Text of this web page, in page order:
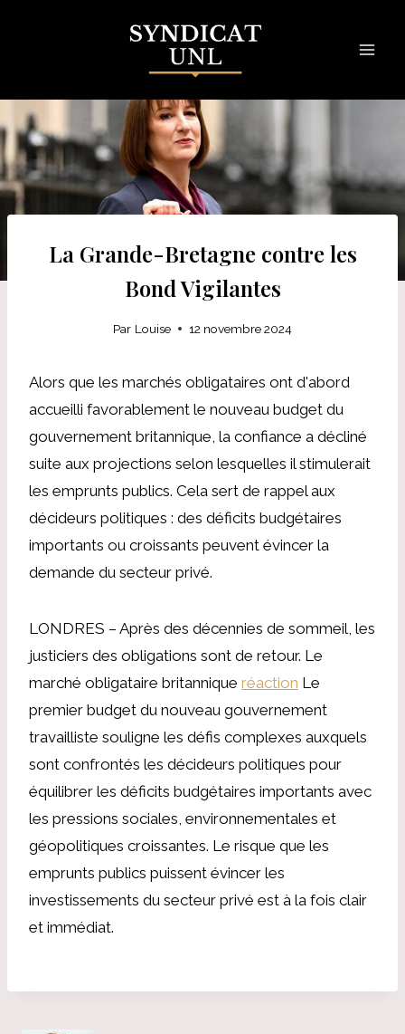
La Grande-Bretagne contre les
Bond Vigilantes
Par Louise 12 novembre 2024
Alors que les marchés obligataires ont d'abord
accueilli favorablement le nouveau budget du
gouvernement britannique, la confiance a décliné
suite aux projections selon lesquelles il stimulerait
les emprunts publics. Cela sert de rappel aux
décideurs politiques : des déficits budgétaires
importants ou croissants peuvent évincer la
demande du secteur privé.
LONDRES – Après des décennies de sommeil, les
justiciers des obligations sont de retour. Le
marché obligataire britannique réaction Le
premier budget du nouveau gouvernement
travailliste souligne les défis complexes auxquels
sont confrontés les décideurs politiques pour
équilibrer les déficits budgétaires importants avec
les pressions sociales, environnementales et
géopolitiques croissantes. Le risque que les
emprunts publics puissent évincer les
investissements du secteur privé est à la fois clair
et immédiat.